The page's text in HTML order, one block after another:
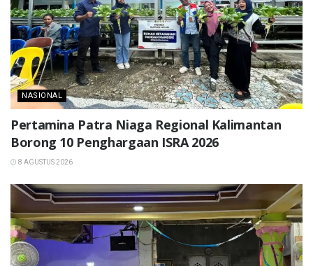
NASIONAL
Pertamina Patra Niaga Regional Kalimantan
Borong 10 Penghargaan ISRA 2026
8 AGUSTUS 2026